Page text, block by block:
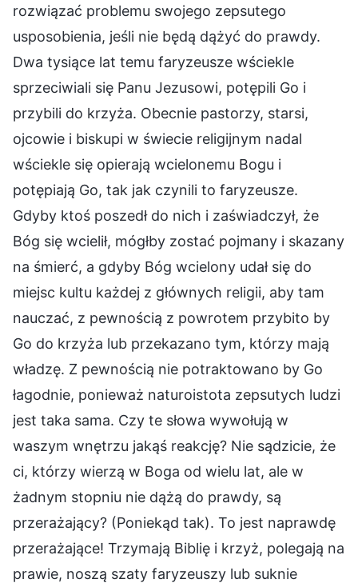
rozwiązać problemu swojego zepsutego
usposobienia, jeśli nie będą dążyć do prawdy.
Dwa tysiące lat temu faryzeusze wściekle
sprzeciwiali się Panu Jezusowi, potępili Go i
przybili do krzyża. Obecnie pastorzy, starsi,
ojcowie i biskupi w świecie religijnym nadal
wściekle się opierają wcielonemu Bogu i
potępiają Go, tak jak czynili to faryzeusze.
Gdyby ktoś poszedł do nich i zaświadczył, że
Bóg się wcielił, mógłby zostać pojmany i skazany
na śmierć, a gdyby Bóg wcielony udał się do
miejsc kultu każdej z głównych religii, aby tam
nauczać, z pewnością z powrotem przybito by
Go do krzyża lub przekazano tym, którzy mają
władzę. Z pewnością nie potraktowano by Go
łagodnie, ponieważ naturoistota zepsutych ludzi
jest taka sama. Czy te słowa wywołują w
waszym wnętrzu jakąś reakcję? Nie sądzicie, że
ci, którzy wierzą w Boga od wielu lat, ale w
żadnym stopniu nie dążą do prawdy, są
przerażający? (Poniekąd tak). To jest naprawdę
przerażające! Trzymają Biblię i krzyż, polegają na
prawie, noszą szaty faryzeuszy lub suknie